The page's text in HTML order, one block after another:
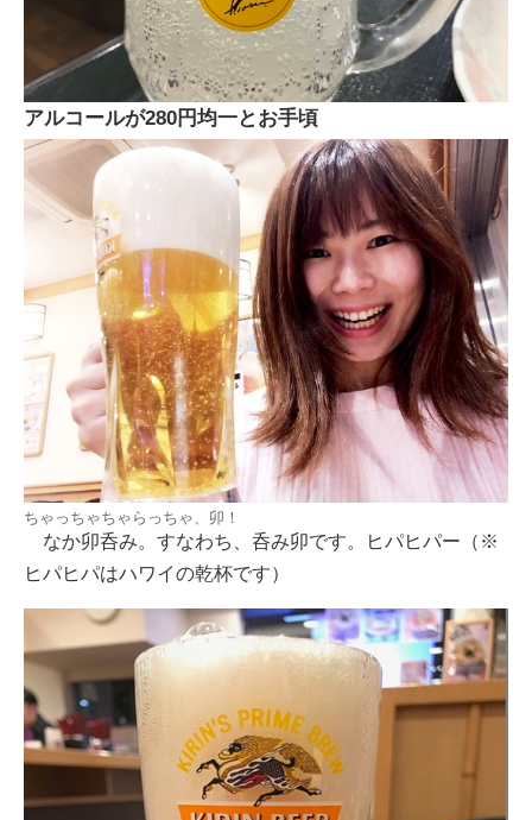
アルコールが280円均一とお手頃
ちゃっちゃちゃらっちゃ、卯！
なか卯呑み。すなわち、呑み卯です。ヒパヒパー（※
ヒパヒパはハワイの乾杯です）